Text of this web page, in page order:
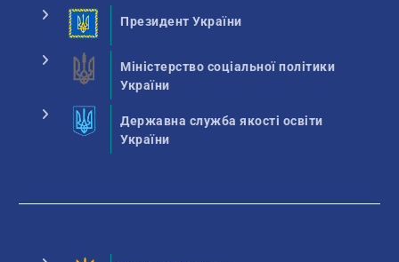
Президент України
Міністерство соціальної політики
України
Державна служба якості освіти
України